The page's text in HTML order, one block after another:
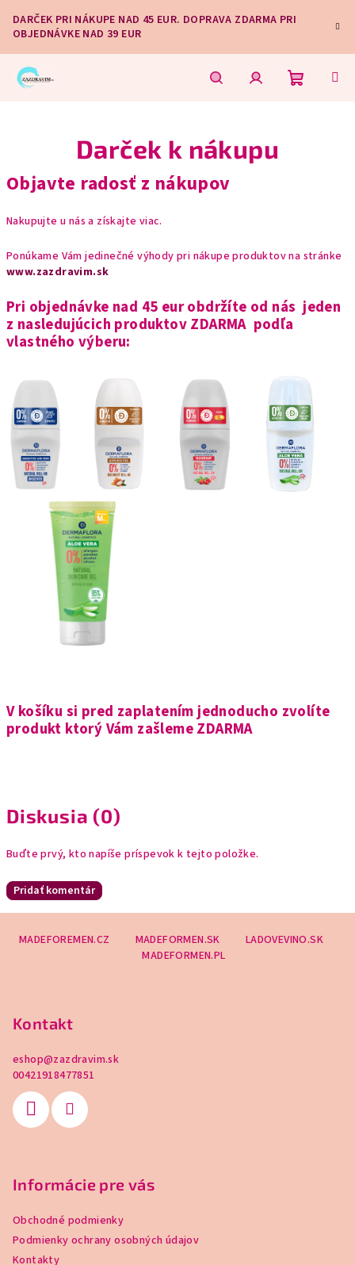
obsah
DARČEK PRI NÁKUPE NAD 45 EUR. DOPRAVA ZDARMA PRI
OBJEDNÁVKE NAD 39 EUR
Darček k nákupu
Objavte radosť z nákupov
Nakupujte u nás a získajte viac.
Ponúkame Vám jedinečné výhody pri nákupe produktov na stránke
www.zazdravim.sk
Pri objednávke nad 45 eur obdržíte od nás jeden
z nasledujúcich produktov ZDARMA podľa
vlastného výberu:
V košíku si pred zaplatením jednoducho zvolíte
produkt ktorý Vám zašleme ZDARMA
Diskusia (0)
Buďte prvý, kto napíše príspevok k tejto položke.
Pridať komentár
MADEFOREMEN.CZ MADEFORMEN.SK
LADOVEVINO.SK
MADEFORMEN.PL
Kontakt
eshop@zazdravim.sk
00421918477851
Informácie pre vás
Obchodné podmienky
Podmienky ochrany osobných údajov
Kontakty